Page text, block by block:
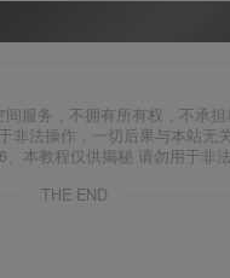
服务，不拥有所有权，不承
法操作，一切后果与本站
本教程仅供揭秘 请勿用于非
THE END